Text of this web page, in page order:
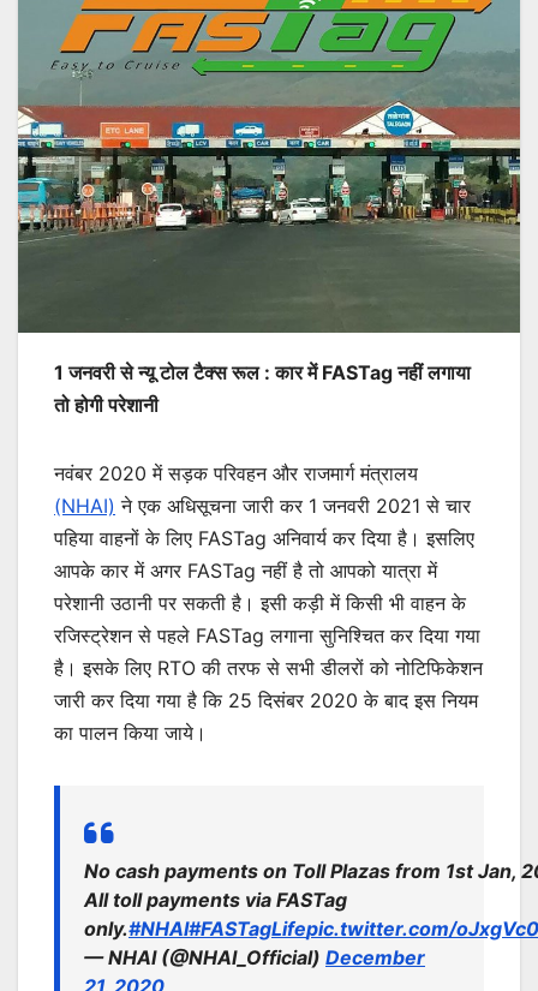
1 जनवरी से न्यू टोल टैक्स रूल : कार में FASTag नहीं लगाया
तो होगी परेशानी
नवंबर 2020 में सड़क परिवहन और राजमार्ग मंत्रालय
(NHAI) ने एक अधिसूचना जारी कर 1 जनवरी 2021 से चार
पहिया वाहनों के लिए FASTag अनिवार्य कर दिया है। इसलिए
आपके कार में अगर FASTag नहीं है तो आपको यात्रा में
परेशानी उठानी पर सकती है। इसी कड़ी में किसी भी वाहन के
रजिस्ट्रेशन से पहले FASTag लगाना सुनिश्चित कर दिया गया
है। इसके लिए RTO की तरफ से सभी डीलरों को नोटिफिकेशन
जारी कर दिया गया है कि 25 दिसंबर 2020 के बाद इस नियम
का पालन किया जाये।
No cash payments on Toll Plazas from 1st Jan,
All toll payments via FASTag
only.#NHAI#FASTagLifepic.twitter.com/
— NHAI (@NHAI_Official) December